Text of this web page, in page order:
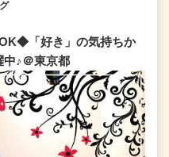
「好き」の気持ちか
中♪＠東京都